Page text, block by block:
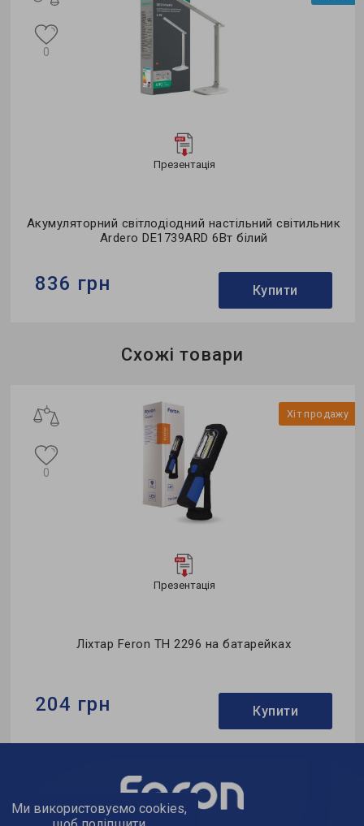
Презентація
Акумуляторний світлодіодний настільний світильник
Ardero DE1739ARD 6Вт білий
0
836 грн Купити
Схожі товари
Хіт продажу
Презентація
Ліхтар Feron TH 2296 на батарейках
0
204 грн Купити
Тип джерела світла:LED
Потужність в робочому режимі Pon, W:
Ми використовуємо cookies,